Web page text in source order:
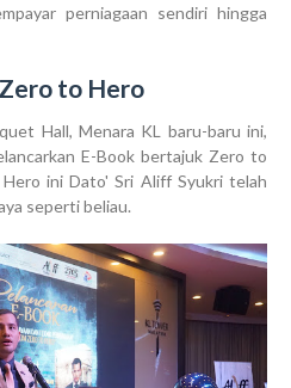
perniagaan sendiri hingga
to Hero
Hall, Menara KL baru-baru ini,
E-Book bertajuk Zero to
ini Dato' Sri Aliff Syukri telah
seperti beliau.